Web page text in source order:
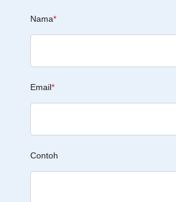
Nama*
Email*
Contoh